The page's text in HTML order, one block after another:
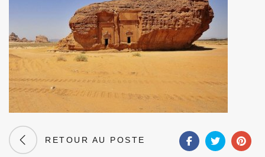
RETOUR AU POSTE